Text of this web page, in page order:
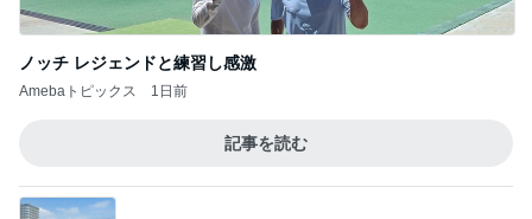
ノッチ レジェンドと練習し感激
Amebaトピックス 1日前
記事を読む